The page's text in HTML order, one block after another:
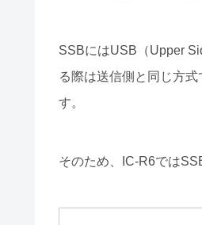
SSBにはUSB（Upper
る際は送信側と同じ方
す。
そのため、IC-R6では